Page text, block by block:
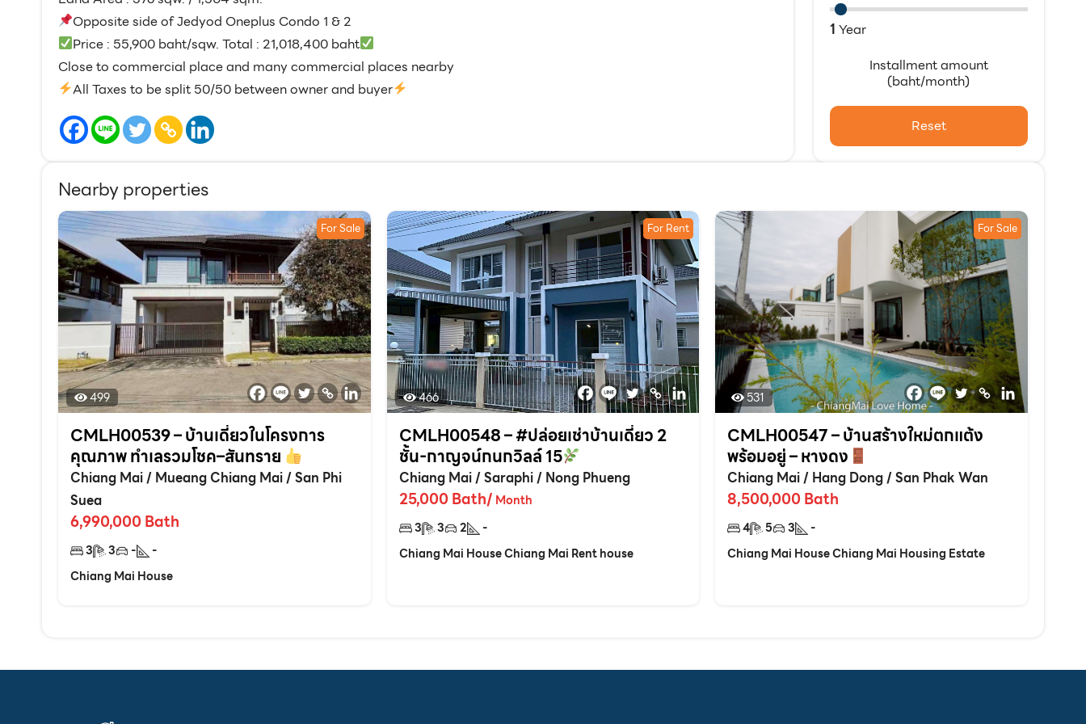
Opposite side of Jedyod Oneplus Condo 1 & 2
Price : 55,900 baht/sqw. Total : 21,018,400 baht
Close to commercial place and many commercial places nearby
All Taxes to be split 50/50 between owner and buyer
1 Year
Installment amount
(baht/month)
Reset
Nearby properties
For Sale
499
CMLH00539 – บ้านเดี่ยวในโครงการ
คุณภาพ ทำเลรวมโชค–สันทราย
Chiang Mai/ Mueang Chiang Mai/San Phi
Suea
6,990,000 Bath
3 3 -
-
Chiang Mai House
For Rent
466
CMLH00548 – #ปล่อยเช่าบ้านเดี่ยว 2
ชั้น-กาญจน์กนกวิลล์ 15
Chiang Mai/Saraphi/ Nong Phueng
25,000 Bath/ Month
3
3 2
-
Chiang Mai House Chiang Mai Rent house
For Sale
531
CMLH00547 – บ้านสร้างใหม่ตกแต้ง
พร้อมอยู่ – หางดง
Chiang Mai/ Hang Dong/San Phak Wan
8,500,000 Bath
4 5 3
-
Chiang Mai House Chiang Mai Housing Estate